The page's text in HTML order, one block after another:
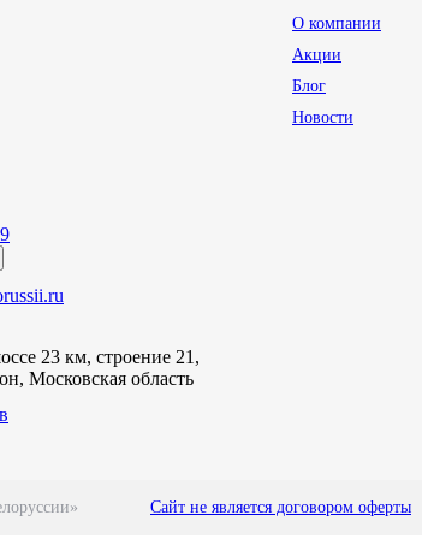
О компании
Акции
Блог
Новости
23 км, строение 21,
Московская область
Сайт не является договором оферты